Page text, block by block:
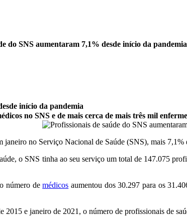
do SNS aumentaram 7,1% desde início da pandemia
início da pandemia
no SNS e de mais cerca de mais três mil
janeiro no Serviço Nacional de Saúde (SNS), mais
o SNS tinha ao seu serviço um total de 147.075
número demédicos aumentou dos 30.297 para os
e janeiro de 2021, o número de profissionais de